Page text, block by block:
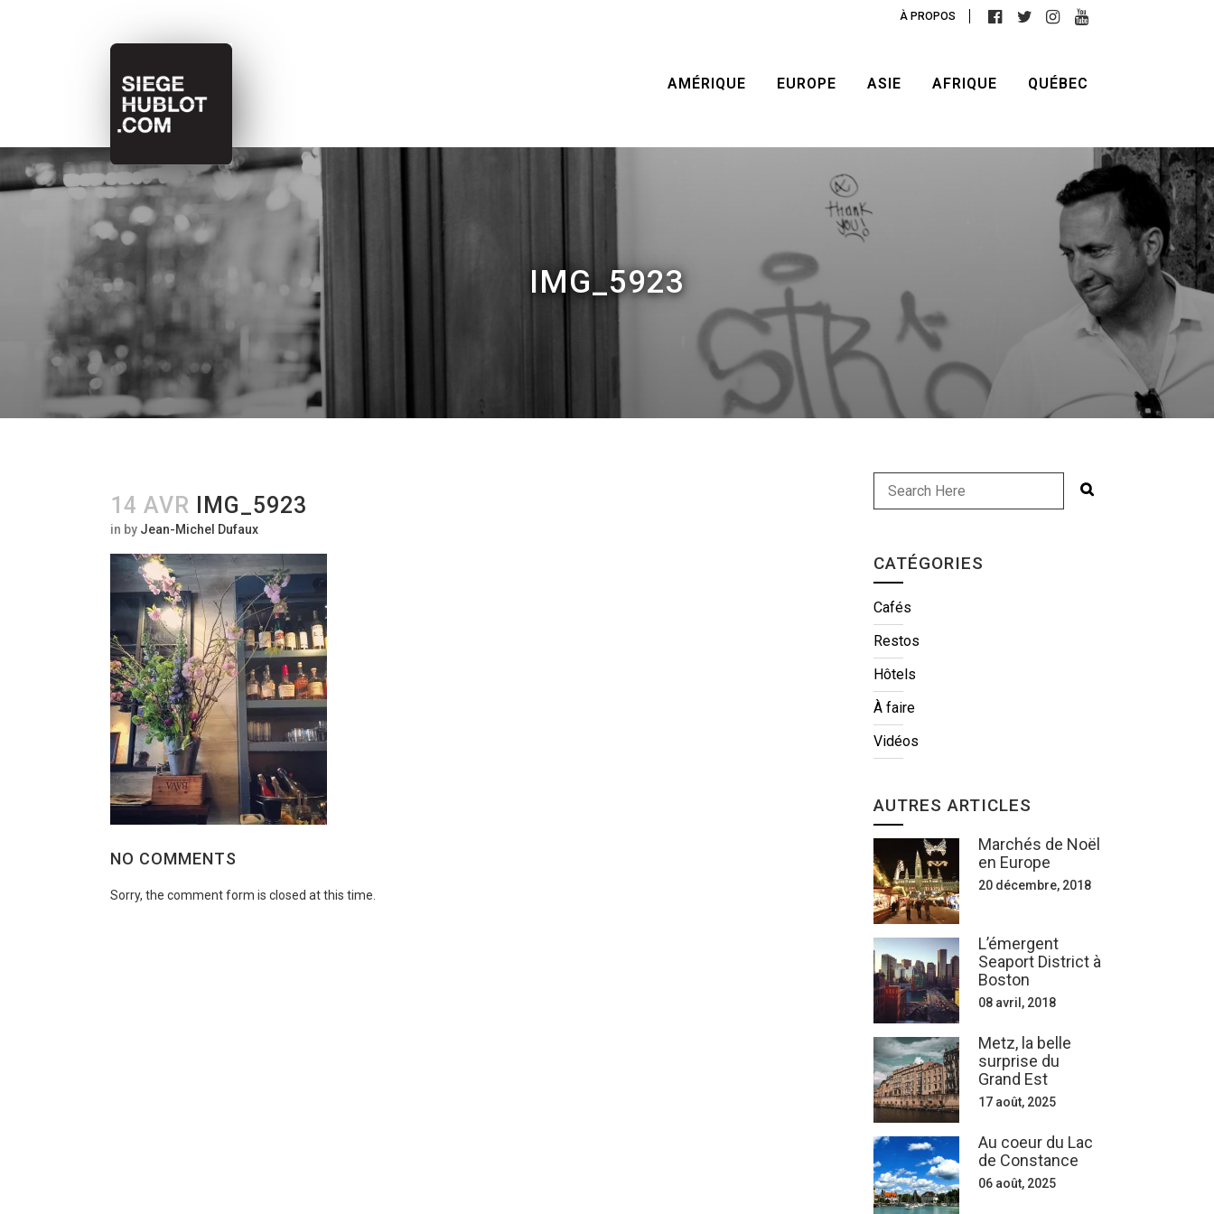
À PROPOS
AMÉRIQUE EUROPE ASIE AFRIQUE QUÉBEC
IMG_5923
14 AVR IMG_5923
in by Jean-Michel Dufaux
NO COMMENTS
Sorry, the comment form is closed at this time.
CATÉGORIES
Cafés
Restos
Hôtels
À faire
Vidéos
AUTRES ARTICLES
Marchés de Noël
en Europe
20 décembre, 2018
L’émergent
Seaport District à
Boston
08 avril, 2018
Metz, la belle
surprise du
Grand Est
17 août, 2025
Au coeur du Lac
de Constance
06 août, 2025